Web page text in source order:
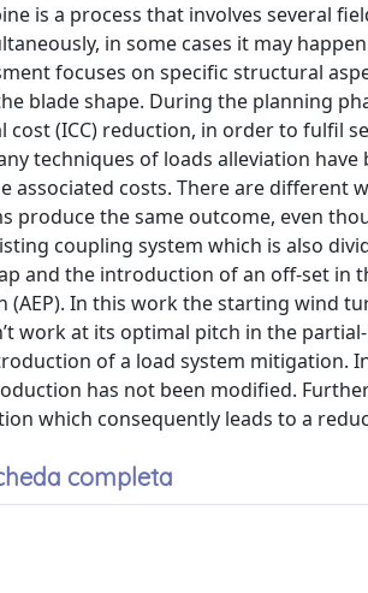
is a process that involves several
in some cases it may
focuses on specific structural
blade shape. During the planning
cost (ICC) reduction, in order to fulfil
techniques of loads alleviation
associated costs. There are different
produce the same outcome, even
coupling system which is also
and the introduction of an off-set in
(AEP). In this work the starting wind
work at its optimal pitch in the
of a load system mitigation.
has not been modified.
which consequently leads to a
completa